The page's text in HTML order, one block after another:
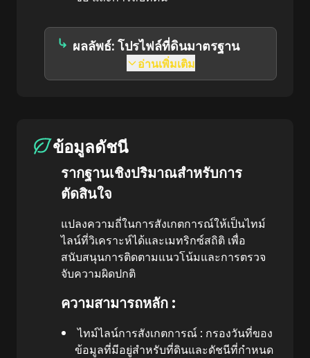
ผลลัพธ์: โปรไฟล์ที่ดินมาตรฐาน
อ่านเพิ่มเติม
ข้อมูลดัชนี
รากฐานเชิงปริมาณสำหรับการ
ตัดสินใจ
แปลงความถี่ในการสังเกตการณ์ให้เป็นไทม์
ไลน์ที่วิเคราะห์ได้และเมทริกซ์สถิติ เพื่อ
สนับสนุนการติดตามแนวโน้มและการตรวจ
จับความผิดปกติ
ความสามารถหลัก :
ไทม์ไลน์การสังเกตการณ์ : กรองวันที่ของ
ข้อมูลที่มีอยู่สำหรับที่ดินและดัชนีที่กำหนด